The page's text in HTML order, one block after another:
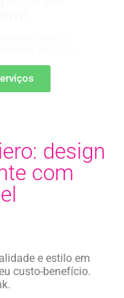
design
com
e estilo em
custo-benefício.